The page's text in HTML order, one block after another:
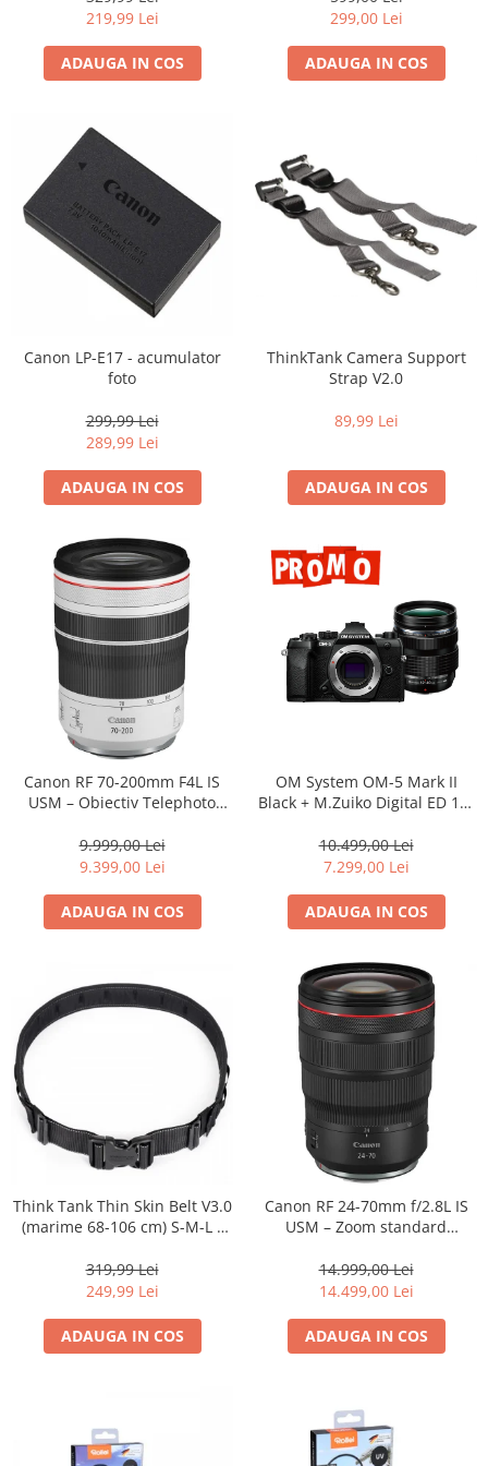
Carduri memorie, Cititoare
Carduri memorie
Cititoare carduri
Telecomenzi
LCD protectie
Recordere audio digitale
Acumulatori si baterii
Acumulatori Foto
incarcatoare
Huse protectie acumulatori foto
Tablete grafice
Alimentatoare 220V
Cabluri
Carcase de tip Cage, pentru
integrare in sisteme video
complexe
Curatare Senzor
Huse de ploaie
Microfoane / Reportofoane
Nivela patina
Transmitator de fisiere fara fir
Vizor
Accesorii diverse
Genti foto
Genti Holster TopLoader
Genti, Troller Video
Rucsacuri Foto
Only One Shoulder - SlingShot
Tocuri si huse protectie aparate
Hamuri si Centuri foto
Curele Aparat - Umar
Genti Laptop si iPad
Hand Strap / Grip
Troller
Video / Camere si accesorii
Camere video profesionale
219,99 Lei
ADAUGA IN COS
299,00 Lei
ADAUGA IN COS
Canon LP-E17 - acumulator
foto
299,99 Lei
289,99 Lei
ADAUGA IN COS
ThinkTank Camera Support
Strap V2.0
89,99 Lei
ADAUGA IN COS
Canon RF 70-200mm F4L IS
USM – Obiectiv Telephoto
9.999,00 Lei
9.399,00 Lei
ADAUGA IN COS
OM System OM-5 Mark II
Black + M.Zuiko Digital ED 12-
camera mirrorless Micro Four
Thirds 20.4MP
10.499,00 Lei
7.299,00 Lei
ADAUGA IN COS
Think Tank Thin Skin Belt V3.0
(marime 68-106 cm) S-M-L -
319,99 Lei
249,99 Lei
ADAUGA IN COS
Canon RF 24-70mm f/2.8L IS
USM – Zoom standard
14.999,00 Lei
14.499,00 Lei
ADAUGA IN COS